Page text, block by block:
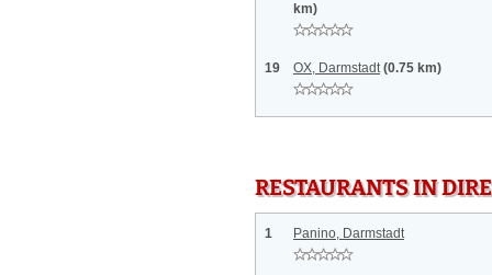
km)
19 OX, Darmstadt (0.75 km)
RESTAURANTS IN
1 Panino, Darmstadt